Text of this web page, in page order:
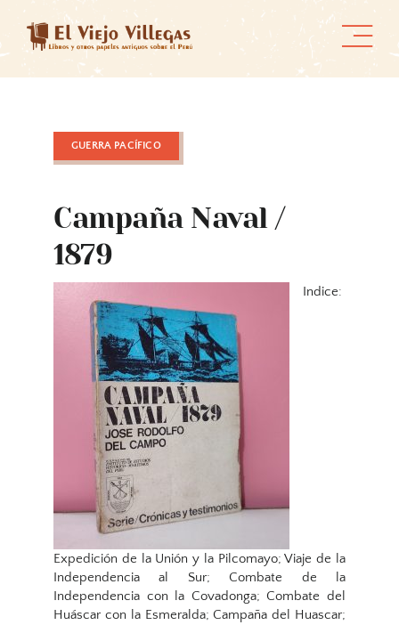
content
GUERRA PACÍFICO
Campaña Naval /
1879
Indice:
Expedición de la Unión y la Pilcomayo; Viaje de la
Independencia al Sur; Combate de la
Independencia con la Covadonga; Combate del
Huáscar con la Esmeralda; Campaña del Huascar;